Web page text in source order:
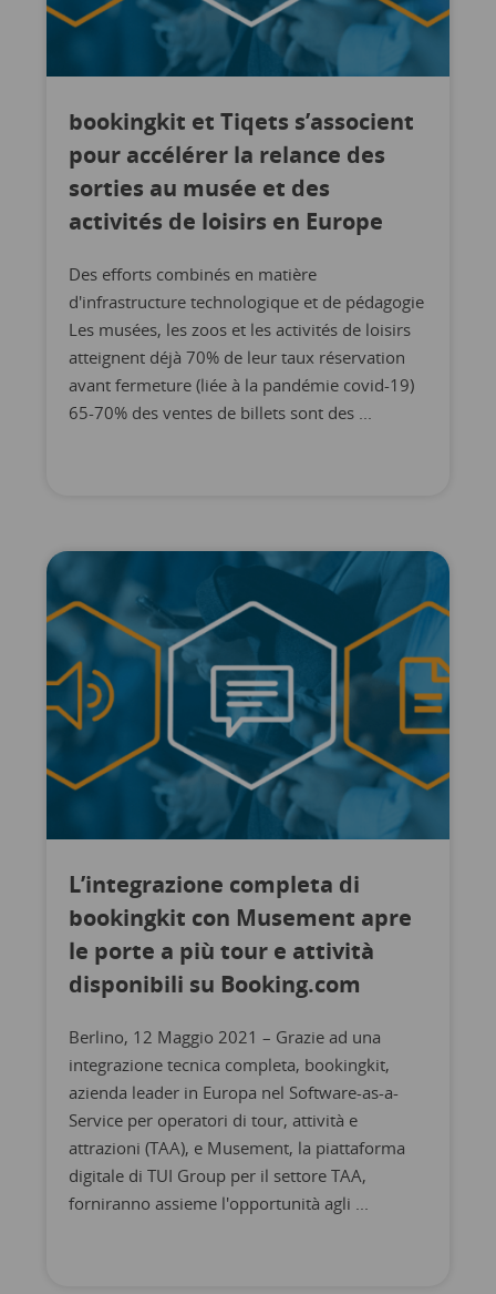
bookingkit et Tiqets s’associent
pour accélérer la relance des
sorties au musée et des
activités de loisirs en Europe
Des efforts combinés en matière
d'infrastructure technologique et de pédagogie
Les musées, les zoos et les activités de loisirs
atteignent déjà 70% de leur taux réservation
avant fermeture (liée à la pandémie covid-19)
65-70% des ventes de billets sont des ...
L’integrazione completa di
bookingkit con Musement apre
le porte a più tour e attività
disponibili su Booking.com
Berlino, 12 Maggio 2021 – Grazie ad una
integrazione tecnica completa, bookingkit,
azienda leader in Europa nel Software-as-a-
Service per operatori di tour, attività e
attrazioni (TAA), e Musement, la piattaforma
digitale di TUI Group per il settore TAA,
forniranno assieme l'opportunità agli ...